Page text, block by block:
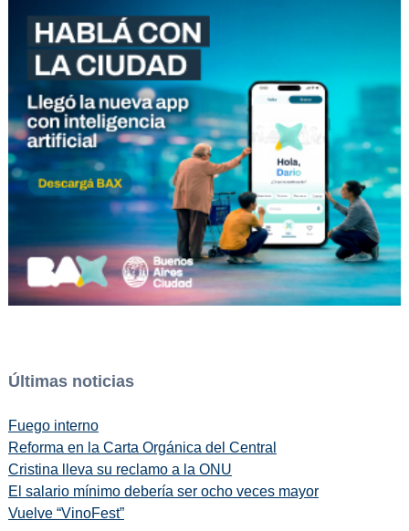
Últimas noticias
Fuego interno
Reforma en la Carta Orgánica del Central
Cristina lleva su reclamo a la ONU
El salario mínimo debería ser ocho veces mayor
Vuelve “VinoFest”